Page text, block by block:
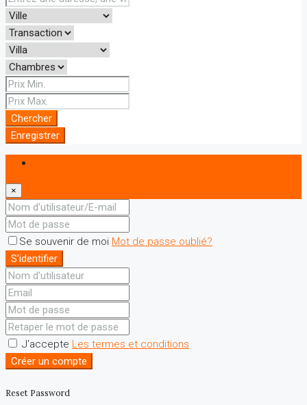
Chercher
Enregistrer
×
Se souvenir de moi Mot de passe oublié?
S'identifier
J'accepte Les termes et conditions
Créer un compte
Reset Password